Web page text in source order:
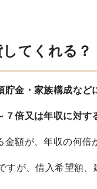
てくれる？
金・家族構成など
倍又は年収に対
額が、年収の何倍
が、借入希望額